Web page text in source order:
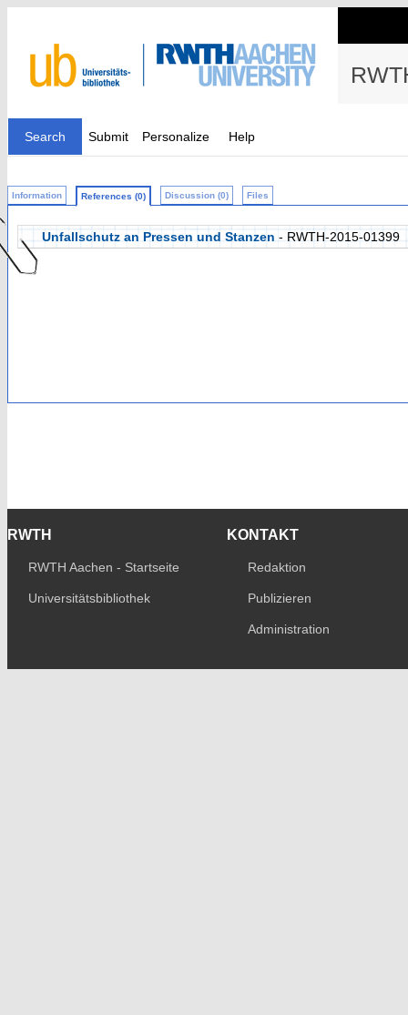
Search Submit Personalize Help
Information References (0) Discussion (0) Files
Unfallschutz an Pressen und Stanzen - RWTH-2015-01399
RWTH
RWTH Aachen - Startseite
Universitätsbibliothek
KONTAKT
Redaktion
Publizieren
Administration